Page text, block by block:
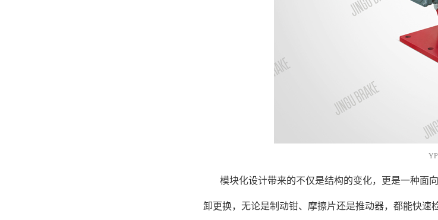
模块化设计带来的不仅是结构的变化，更是一种面
卸更换，无论是制动钳、摩擦片还是推动器，都能快